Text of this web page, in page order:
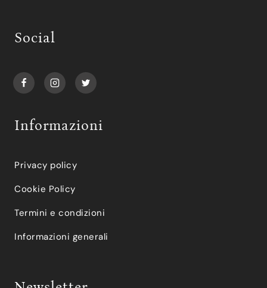
Social
Informazioni
Privacy policy
Cookie Policy
Termini e condizioni
Informazioni generali